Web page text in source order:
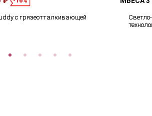
с грязеотталкивающей